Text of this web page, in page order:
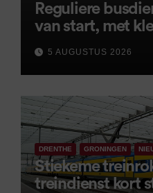
Reguliere
van start, met
5 AUGUSTUS 2026
DRENTHE GRONINGEN
Stiekeme
treindienst kort